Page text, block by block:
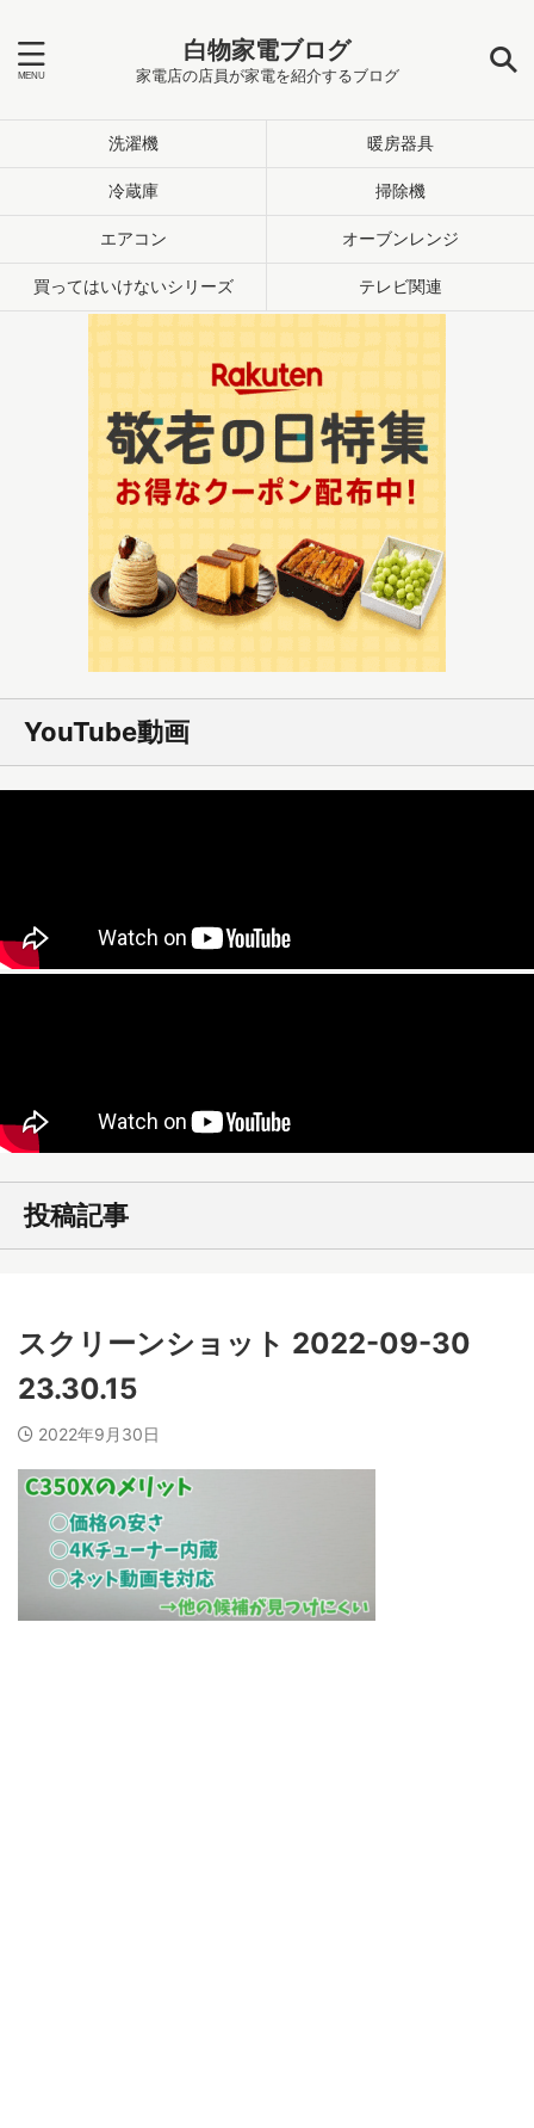
白物家電ブログ
家電店の店員が家電を紹介するブログ
洗濯機 暖房器具
冷蔵庫 掃除機
エアコン オーブンレンジ
買ってはいけないシリーズ テレビ関連
YouTube動画
投稿記事
スクリーンショット 2022-09-30
23.30.15
2022年9月30日